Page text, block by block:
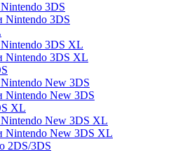
3DS
Nintendo 3DS
3DS XL
Nintendo 3DS XL
New 3DS
Nintendo New 3DS
XL
New 3DS XL
Nintendo New 3DS XL
2DS/3DS